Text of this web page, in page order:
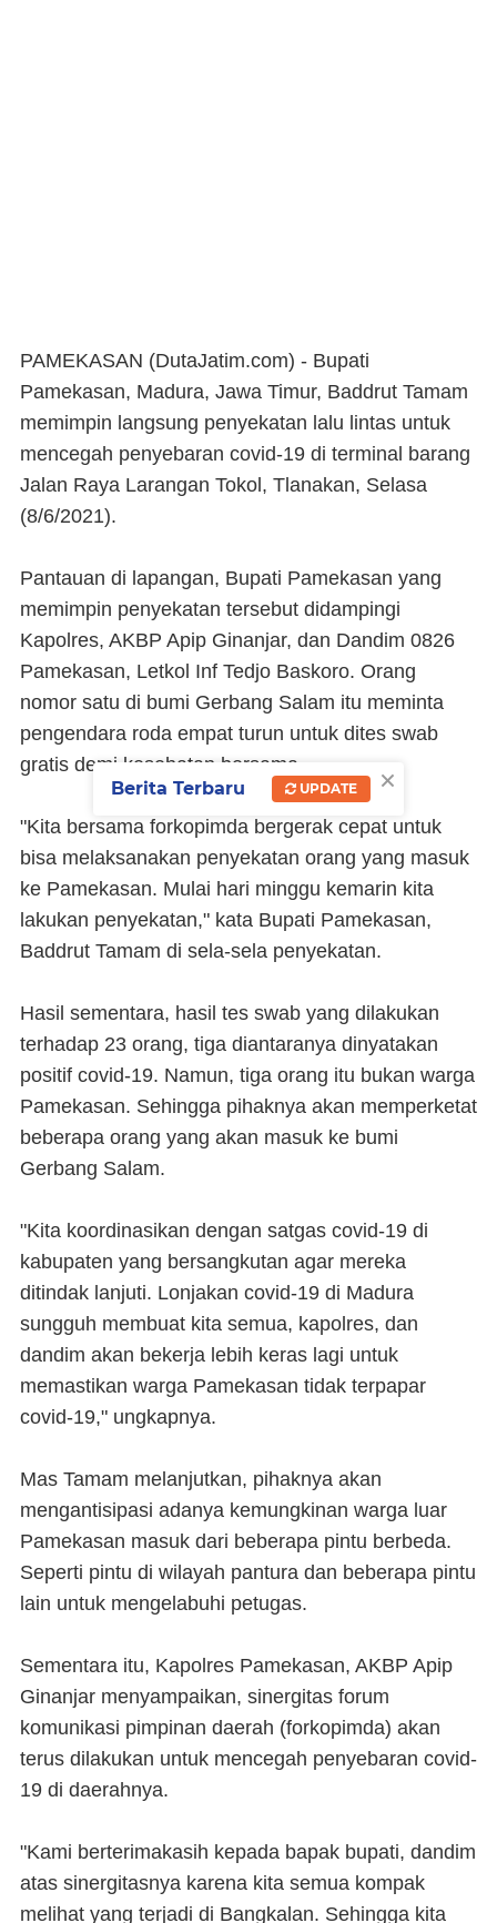
PAMEKASAN (DutaJatim.com) - Bupati
Pamekasan, Madura, Jawa Timur, Baddrut Tamam
memimpin langsung penyekatan lalu lintas untuk
mencegah penyebaran covid-19 di terminal barang
Jalan Raya Larangan Tokol, Tlanakan, Selasa
(8/6/2021).
Pantauan di lapangan, Bupati Pamekasan yang
memimpin penyekatan tersebut didampingi
Kapolres, AKBP Apip Ginanjar, dan Dandim 0826
Pamekasan, Letkol Inf Tedjo Baskoro. Orang
nomor satu di bumi Gerbang Salam itu meminta
pengendara roda empat turun untuk dites swab
gratis demi kesehatan bersama.
"Kita bersama forkopimda bergerak cepat untuk
bisa melaksanakan penyekatan orang yang masuk
ke Pamekasan. Mulai hari minggu kemarin kita
lakukan penyekatan," kata Bupati Pamekasan,
Baddrut Tamam di sela-sela penyekatan.
Hasil sementara, hasil tes swab yang dilakukan
terhadap 23 orang, tiga diantaranya dinyatakan
positif covid-19. Namun, tiga orang itu bukan warga
Pamekasan. Sehingga pihaknya akan memperketat
beberapa orang yang akan masuk ke bumi
Gerbang Salam.
"Kita koordinasikan dengan satgas covid-19 di
kabupaten yang bersangkutan agar mereka
ditindak lanjuti. Lonjakan covid-19 di Madura
sungguh membuat kita semua, kapolres, dan
dandim akan bekerja lebih keras lagi untuk
memastikan warga Pamekasan tidak terpapar
covid-19," ungkapnya.
Mas Tamam melanjutkan, pihaknya akan
mengantisipasi adanya kemungkinan warga luar
Pamekasan masuk dari beberapa pintu berbeda.
Seperti pintu di wilayah pantura dan beberapa pintu
lain untuk mengelabuhi petugas.
Sementara itu, Kapolres Pamekasan, AKBP Apip
Ginanjar menyampaikan, sinergitas forum
komunikasi pimpinan daerah (forkopimda) akan
terus dilakukan untuk mencegah penyebaran covid-
19 di daerahnya.
"Kami berterimakasih kepada bapak bupati, dandim
atas sinergitasnya karena kita semua kompak
melihat yang terjadi di Bangkalan. Sehingga kita
×
Berita Terbaru UPDATE